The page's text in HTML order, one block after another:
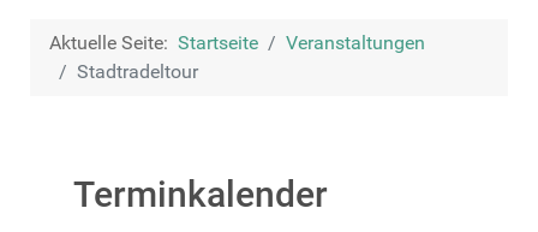
Aktuelle Seite: Startseite
Veranstaltungen
Stadtradeltour
Terminkalender